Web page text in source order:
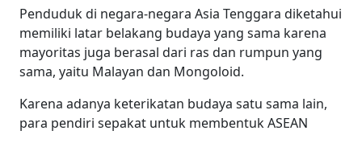
Penduduk di negara-negara Asia Tenggara diketahui
memiliki latar belakang budaya yang sama karena
mayoritas juga berasal dari ras dan rumpun yang
sama, yaitu Malayan dan Mongoloid.
Karena adanya keterikatan budaya satu sama lain,
para pendiri sepakat untuk membentuk ASEAN